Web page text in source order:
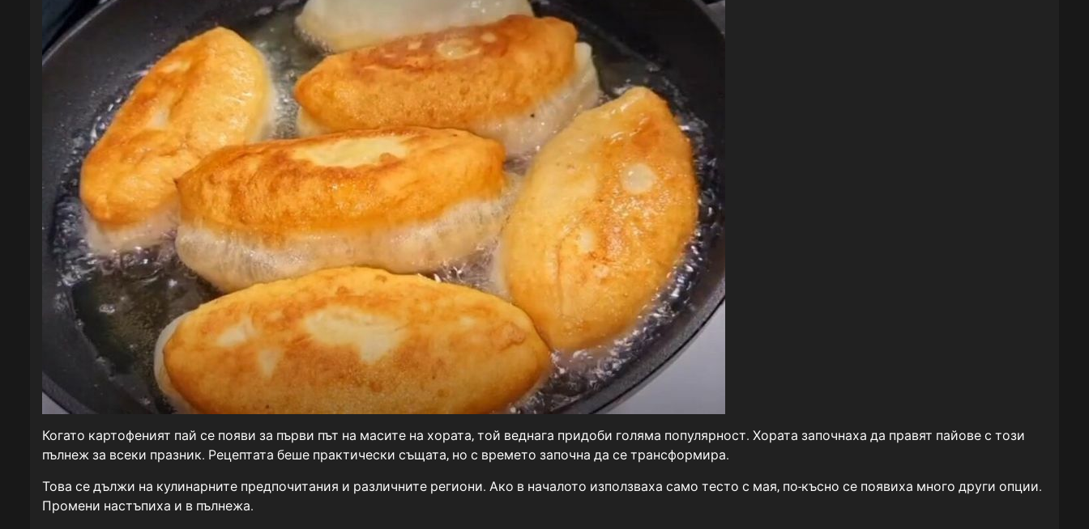
Когато картофеният пай се появи за първи път на масите на хората, той веднага придоби голяма популярност. Хората започнаха да правят пайове с този
пълнеж за всеки празник. Рецептата беше практически същата, но с времето започна да се трансформира.
Това се дължи на кулинарните предпочитания и различните региони. Ако в началото използваха само тесто с мая, по-късно се появиха много други опции.
Промени настъпиха и в пълнежа.